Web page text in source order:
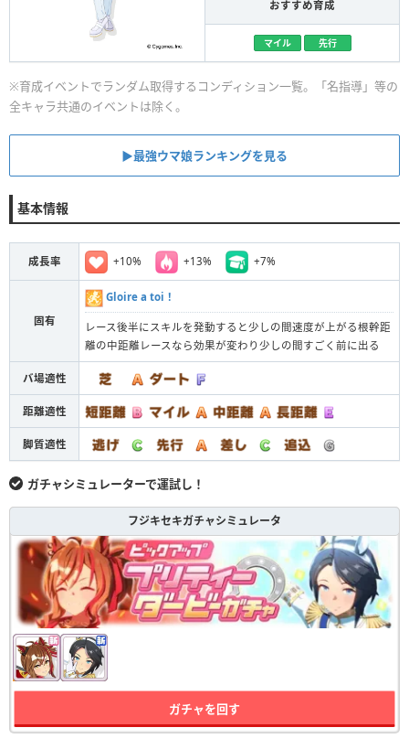
おすすめ育成
マイル 先行
※育成イベントでランダム取得するコンディション一覧。「名指導」等の
全キャラ共通のイベントは除く。
▶︎最強ウマ娘ランキングを見る
基本情報
成長率 +10% +13% +7%
固有
Gloire a toi！
レース後半にスキルを発動すると少しの間速度が上がる根幹距
離の中距離レースなら効果が変わり少しの間すごく前に出る
バ場適性
距離適性
脚質適性
ガチャシミュレーターで運試し！
フジキセキガチャシミュレータ
ガチャを回す